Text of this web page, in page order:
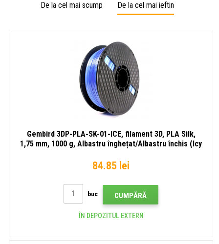
De la cel mai scump De la cel mai ieftin
Gembird 3DP-PLA-SK-01-ICE, filament 3D, PLA Silk,
1,75 mm, 1000 g, Albastru înghețat/Albastru închis (Icy
84.85 lei
buc CUMPĂRĂ
ÎN DEPOZITUL EXTERN